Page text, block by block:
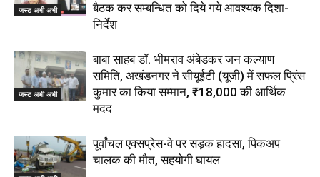
जस्ट अभी अभी
बैठक कर सम्बन्धित को दिये गये आवश्यक दिशा-
निर्देश
जस्ट अभी अभी
बाबा साहब डॉ. भीमराव अंबेडकर जन कल्याण
समिति, अखंडनगर ने सीयूईटी (यूजी) में सफल प्रिंस
कुमार का किया सम्मान, ₹18,000 की आर्थिक
मदद
पूर्वांचल एक्सप्रेस-वे पर सड़क हादसा, पिकअप
चालक की मौत, सहयोगी घायल